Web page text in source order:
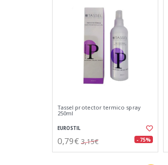
Tassel protector termico spray
250ml
EUROSTIL
0,79€ 3,15€ - 75%